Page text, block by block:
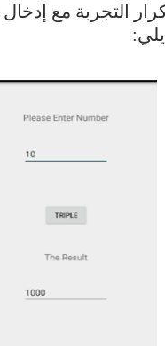
التجربة مع
يلي: